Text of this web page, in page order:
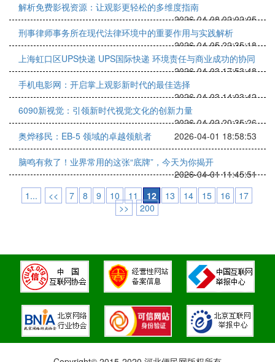
解析免费影视资源：让观影更轻松的多维度指南
2026-04-08 02:02:05
刑事律师事务所在现代法律环境中的重要作用与实践解析
2026-04-05 22:35:18
上海虹口区UPS快递 UPS国际快递 环境责任与商业成功的协同
2026-04-03 17:53:48
手机电影网：开启掌上观影新时代的最佳选择
2026-04-03 14:03:42
6090新视觉：引领新时代视觉文化的创新力量
2026-04-02 20:35:26
奥烨移民：EB-5 领域的卓越领航者
2026-04-01 18:58:53
脑鸣有救了！业界常用的这张“底牌”，今天为你揭开
2026-04-01 11:45:51
1...
<< 7 8 9 10 11 12 13 14 15 16
17
>>
200